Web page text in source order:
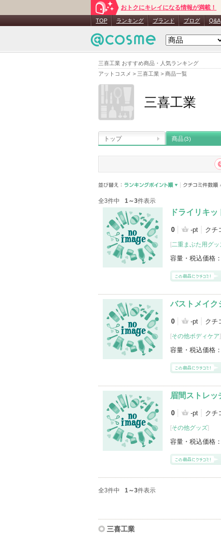
三喜工業 おすすめ商品・人気ランキング
アットコスメ > 三喜工業 > 商品一覧
おトクにキレイになる情報が満載！
TOP ランキング ブランド ブログ Q&A
三喜工業
トップ 商品(3)
全3件中 1～3件表示
ドライリキ
0 -pt クチ
[二重まぶた用グッ
容量・税込価格：
バストメイク
0 -pt クチ
[その他ボディケア]
容量・税込価格：
眉間ストレッ
0 -pt クチ
[その他グッズ]
容量・税込価格：
全3件中 1～3件表示
三喜工業